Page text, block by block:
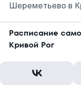
Шереметьево в
Расписание
Кривой Рог